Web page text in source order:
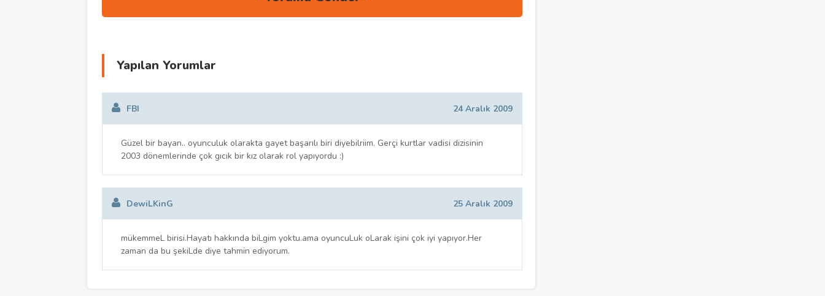
Yapılan Yorumlar
FBI 24 Aralık 2009
Güzel bir bayan.. oyunculuk olarakta gayet başarılı biri diyebilriim. Gerçi kurtlar vadisi dizisinin
2003 dönemlerinde çok gıcık bir kız olarak rol yapıyordu :)
DewiLKinG 25 Aralık 2009
mükemmeL birisi.Hayatı hakkında biLgim yoktu.ama oyuncuLuk oLarak işini çok iyi yapıyor.Her
zaman da bu şekiLde diye tahmin ediyorum.